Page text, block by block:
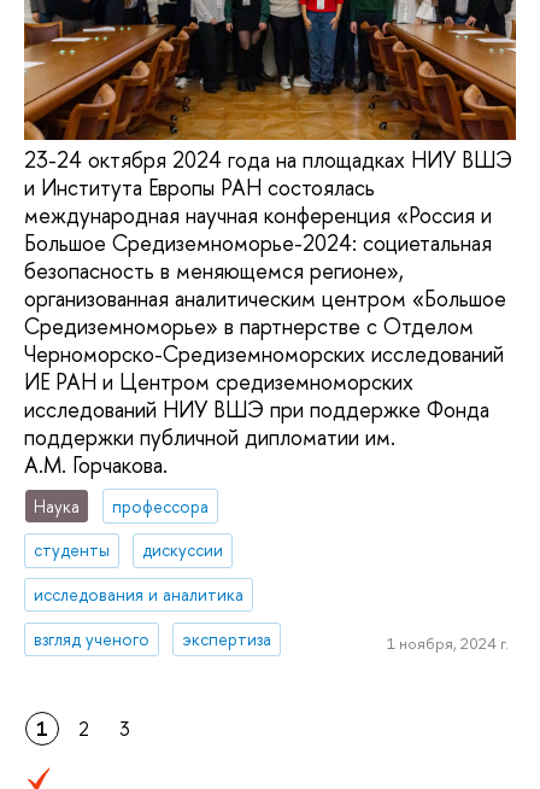
23-24 октября 2024 года на площадках НИУ ВШЭ
и Института Европы РАН состоялась
международная научная конференция «Россия и
Большое Средиземноморье-2024: социетальная
безопасность в меняющемся регионе»,
организованная аналитическим центром «Большое
Средиземноморье» в партнерстве с Отделом
Черноморско-Средиземноморских исследований
ИЕ РАН и Центром средиземноморских
исследований НИУ ВШЭ при поддержке Фонда
поддержки публичной дипломатии им.
А.М. Горчакова.
Наука
профессора
студенты
дискуссии
исследования и аналитика
взгляд ученого
экспертиза 1 ноября, 2024 г.
1 2 3